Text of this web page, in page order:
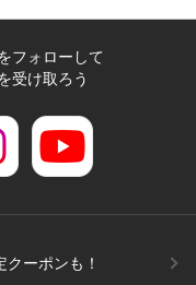
フォローして
受け取ろう
ーポンも！